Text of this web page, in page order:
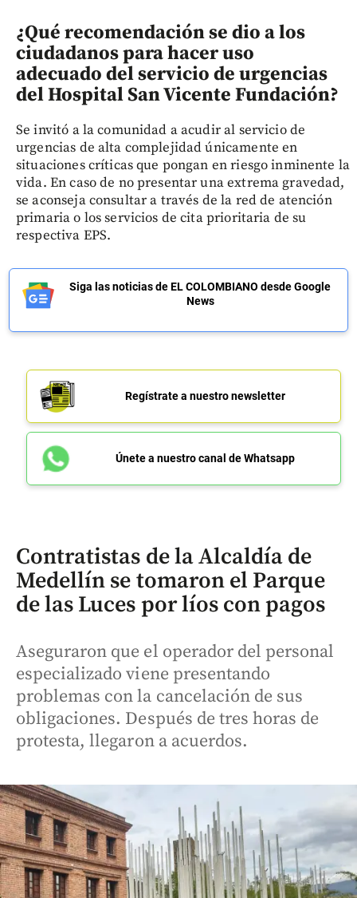
¿Qué recomendación se dio a los
ciudadanos para hacer uso
adecuado del servicio de urgencias
del Hospital San Vicente Fundación?
Se invitó a la comunidad a acudir al servicio de
urgencias de alta complejidad únicamente en
situaciones críticas que pongan en riesgo inminente la
vida. En caso de no presentar una extrema gravedad,
se aconseja consultar a través de la red de atención
primaria o los servicios de cita prioritaria de su
respectiva EPS.
Siga las noticias de EL COLOMBIANO desde Google
News
Regístrate a nuestro newsletter
Únete a nuestro canal de Whatsapp
Contratistas de la Alcaldía de
Medellín se tomaron el Parque
de las Luces por líos con pagos
Aseguraron que el operador del personal
especializado viene presentando
problemas con la cancelación de sus
obligaciones. Después de tres horas de
protesta, llegaron a acuerdos.